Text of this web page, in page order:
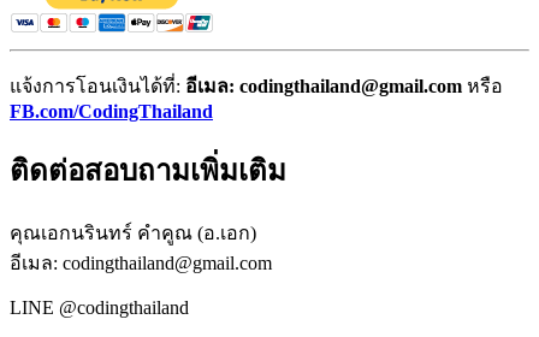
แจ้งการโอนเงินได้ที่: อีเมล: codingthailand@gmail.com หรือ
FB.com/CodingThailand
ติดต่อสอบถามเพิ่มเติม
คุณเอกนรินทร์ คำคูณ (อ.เอก)
อีเมล: codingthailand@gmail.com
LINE @codingthailand